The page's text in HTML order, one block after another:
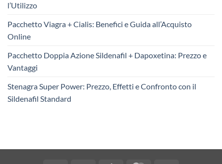
l’Utilizzo
Pacchetto Viagra + Cialis: Benefici e Guida all’Acquisto
Online
Pacchetto Doppia Azione Sildenafil + Dapoxetina: Prezzo e
Vantaggi
Stenagra Super Power: Prezzo, Effetti e Confronto con il
Sildenafil Standard